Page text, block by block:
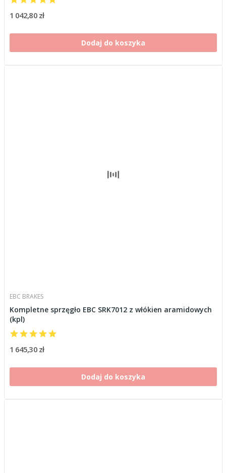
1 042,80 zł
Dodaj do koszyka
EBC BRAKES
Kompletne sprzęgło EBC SRK7012 z włókien aramidowych
(kpl)
1 645,30 zł
Dodaj do koszyka